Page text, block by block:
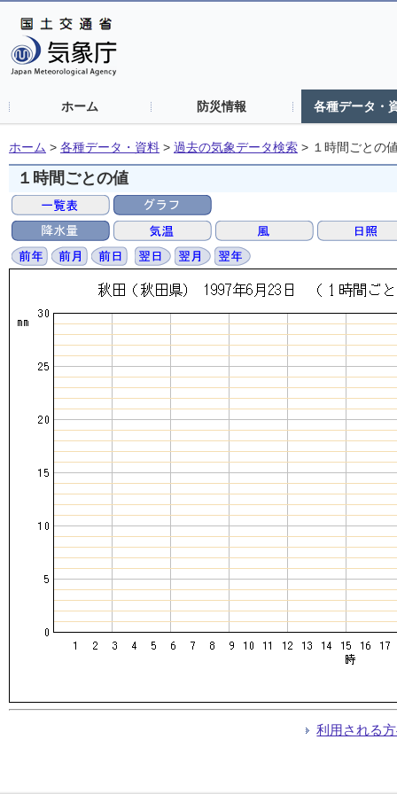
ホーム 防災情報 各種データ・
ホーム > 各種データ・資料 > 過去の気象データ検索 > １時間ごとの
１時間ごとの値
利用される